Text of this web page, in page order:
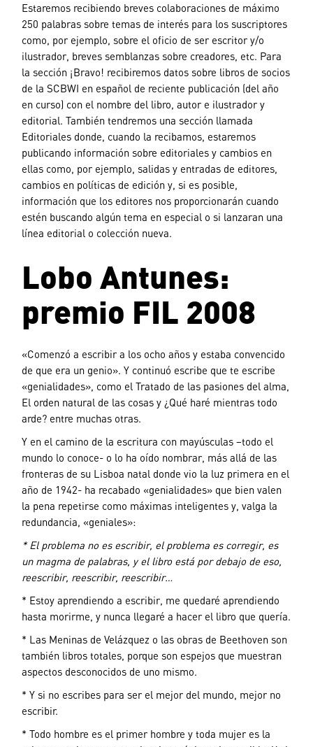
Estaremos recibiendo breves colaboraciones de máximo
250 palabras sobre temas de interés para los suscriptores
como, por ejemplo, sobre el oficio de ser escritor y/o
ilustrador, breves semblanzas sobre creadores, etc. Para
la sección ¡Bravo! recibiremos datos sobre libros de socios
de la SCBWI en español de reciente publicación (del año
en curso) con el nombre del libro, autor e ilustrador y
editorial. También tendremos una sección llamada
Editoriales donde, cuando la recibamos, estaremos
publicando información sobre editoriales y cambios en
ellas como, por ejemplo, salidas y entradas de editores,
cambios en políticas de edición y, si es posible,
información que los editores nos proporcionarán cuando
estén buscando algún tema en especial o si lanzaran una
línea editorial o colección nueva.
Lobo Antunes:
premio FIL 2008
«Comenzó a escribir a los ocho años y estaba convencido
de que era un genio». Y continuó escribe que te escribe
«genialidades», como el Tratado de las pasiones del alma,
El orden natural de las cosas y ¿Qué haré mientras todo
arde? entre muchas otras.
Y en el camino de la escritura con mayúsculas –todo el
mundo lo conoce- o lo ha oído nombrar, más allá de las
fronteras de su Lisboa natal donde vio la luz primera en el
año de 1942- ha recabado «genialidades» que bien valen
la pena repetirse como máximas inteligentes y, valga la
redundancia, «geniales»:
* El problema no es escribir, el problema es corregir, es
un magma de palabras, y el libro está por debajo de eso,
reescribir, reescribir, reescribir…
* Estoy aprendiendo a escribir, me quedaré aprendiendo
hasta morirme, y nunca llegaré a hacer el libro que quería.
* Las Meninas de Velázquez o las obras de Beethoven son
también libros totales, porque son espejos que muestran
aspectos desconocidos de uno mismo.
* Y si no escribes para ser el mejor del mundo, mejor no
escribir.
* Todo hombre es el primer hombre y toda mujer es la